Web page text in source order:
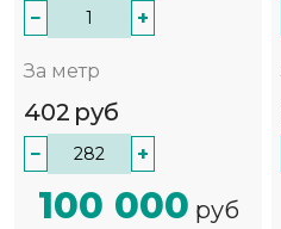
− +
За метр
402 руб
− +
100 000 руб